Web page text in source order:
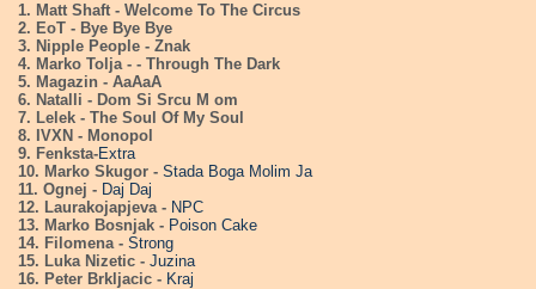
1. Matt Shaft - Welcome To The Circus
2. EoT - Bye Bye Bye
3. Nipple People - Znak
4. Marko Tolja - - Through The Dark
5. Magazin - AaAaA
6. Natalli - Dom Si Srcu M om
7. Lelek - The Soul Of My Soul
8. IVXN - Monopol
9. Fenksta-Extra
10. Marko Skugor - Stada Boga Molim Ja
11. Ognej - Daj Daj
12. Laurakojapjeva - NPC
13. Marko Bosnjak - Poison Cake
14. Filomena - Strong
15. Luka Nizetic - Juzina
16. Peter Brkljacic - Kraj